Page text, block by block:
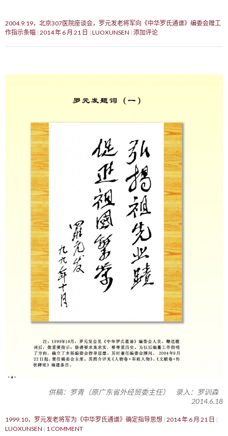
2004.9.19，北京307医院座谈会，罗元发老将军向《中华罗氏通谱》编委会赠工
作指示条幅 2014 年 6 月 21 日 LUOXUNSEN 添加评论
供稿：罗青（原广东省外经贸委主任） 录入：罗训森
2014.6.18
1999.10，罗元发老将军为《中华罗氏通谱》确定指导思想 2014 年 6 月 21 日
LUOXUNSEN
1 COMMENT